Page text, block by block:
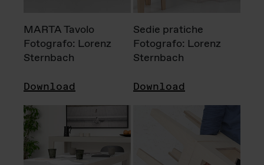
MARTA Tavolo
Fotografo: Lorenz
Sternbach
Download
Sedie pratiche
Fotografo: Lorenz
Sternbach
Download